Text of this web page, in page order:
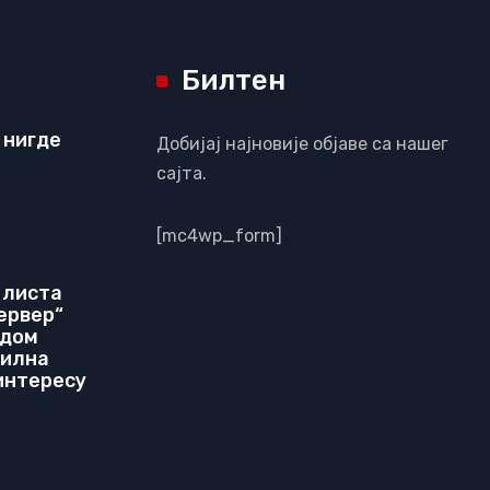
Билтен
Добијај најновије објаве са нашег
сајта.
[mc4wp_form]